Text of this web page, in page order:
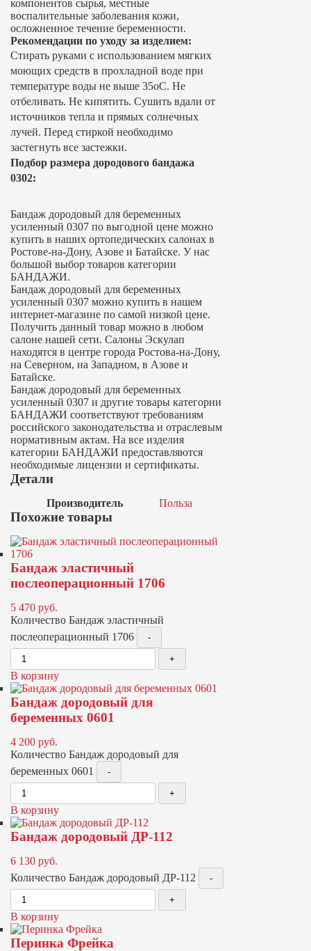
компонентов сырья, местные
воспалительные заболевания кожи,
осложненное течение беременности.
Рекомендации по уходу за изделием:
Стирать руками с использованием мягких
моющих средств в прохладной воде при
температуре воды не выше 35оC. Не
отбеливать. Не кипятить. Сушить вдали от
источников тепла и прямых солнечных
лучей. Перед стиркой необходимо
застегнуть все застежки.
Подбор размера дородового бандажа
0302:
Бандаж дородовый для беременных
усиленный 0307 по выгодной цене можно
купить в наших ортопедических салонах в
Ростове-на-Дону, Азове и Батайске. У нас
большой выбор товаров категории
БАНДАЖИ.
Бандаж дородовый для беременных
усиленный 0307 можно купить в нашем
интернет-магазине по самой низкой цене.
Получить данный товар можно в любом
салоне нашей сети. Салоны Эскулап
находятся в центре города Ростова-на-Дону,
на Северном, на Западном, в Азове и
Батайске.
Бандаж дородовый для беременных
усиленный 0307 и другие товары категории
БАНДАЖИ соответствуют требованиям
российского законодательства и отраслевым
нормативным актам. На все изделия
категории БАНДАЖИ предоставляются
необходимые лицензии и сертификаты.
Детали
Производитель Польза
Похожие товары
Бандаж эластичный
послеоперационный 1706
5 470 руб.
Количество Бандаж эластичный
послеоперационный 1706
В корзину
Бандаж дородовый для
беременных 0601
4 200 руб.
Количество Бандаж дородовый для
беременных 0601
В корзину
Бандаж дородовый ДР-112
6 130 руб.
Количество Бандаж дородовый ДР-112
В корзину
Перинка Фрейка